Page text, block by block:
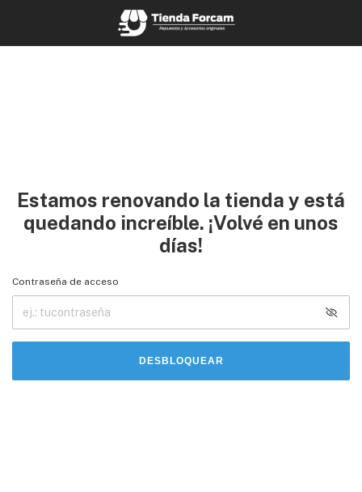
Estamos renovando la tienda y está
quedando increíble. ¡Volvé en unos
días!
Contraseña de acceso
DESBLOQUEAR